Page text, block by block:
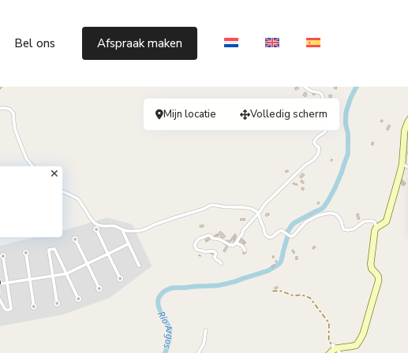
Bel ons Afspraak maken
Mijn locatie Volledig scherm